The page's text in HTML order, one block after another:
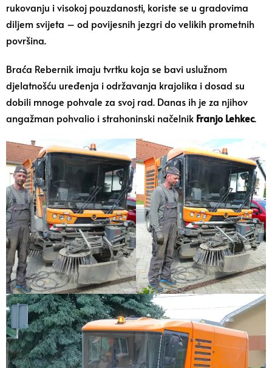
rukovanju i visokoj pouzdanosti, koriste se u gradovima
diljem svijeta – od povijesnih jezgri do velikih prometnih
površina.
Braća Rebernik imaju tvrtku koja se bavi uslužnom
djelatnošću uređenja i održavanja krajolika i dosad su
dobili mnoge pohvale za svoj rad. Danas ih je za njihov
angažman pohvalio i strahoninski načelnik Franjo Lehkec.